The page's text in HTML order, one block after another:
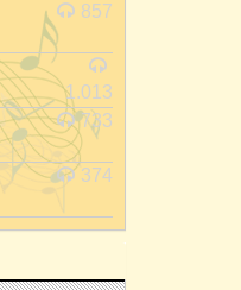
857
1.013
733
374